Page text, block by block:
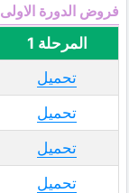
فروض الدورة الاولى
المرحلة 1
تحميل
تحميل
تحميل
تحميل